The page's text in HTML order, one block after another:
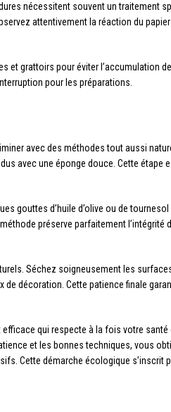
nécessitent souvent un traitement
attentivement la réaction du
et grattoirs pour éviter l’accumulation
pour les préparations.
avec des méthodes tout aussi
avec une éponge douce. Cette étape
gouttes d’huile d’olive ou de
préserve parfaitement l’intégrité
Séchez soigneusement les
de décoration. Cette patience finale
qui respecte à la fois votre santé
et les bonnes techniques, vous
Cette démarche écologique s’inscrit